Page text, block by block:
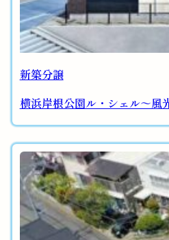
新築分譲
横浜岸根公園ル・シェル～風